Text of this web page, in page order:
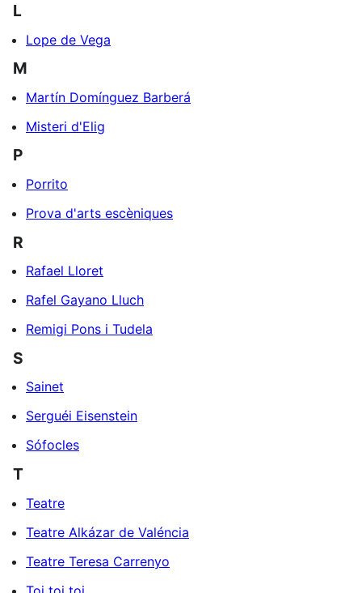
L
Lope de Vega
M
Martín Domínguez Barberá
Misteri d'Elig
P
Porrito
Prova d'arts escèniques
R
Rafael Lloret
Rafel Gayano Lluch
Remigi Pons i Tudela
S
Sainet
Serguéi Eisenstein
Sófocles
T
Teatre
Teatre Alkázar de Valéncia
Teatre Teresa Carrenyo